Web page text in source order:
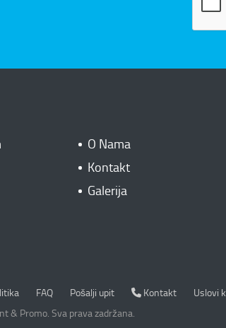
O Nama
Kontakt
Galerija
FAQ Pošalji upit Kontakt
Kontakt Uslovi
& Promo. Sva prava zadržana.